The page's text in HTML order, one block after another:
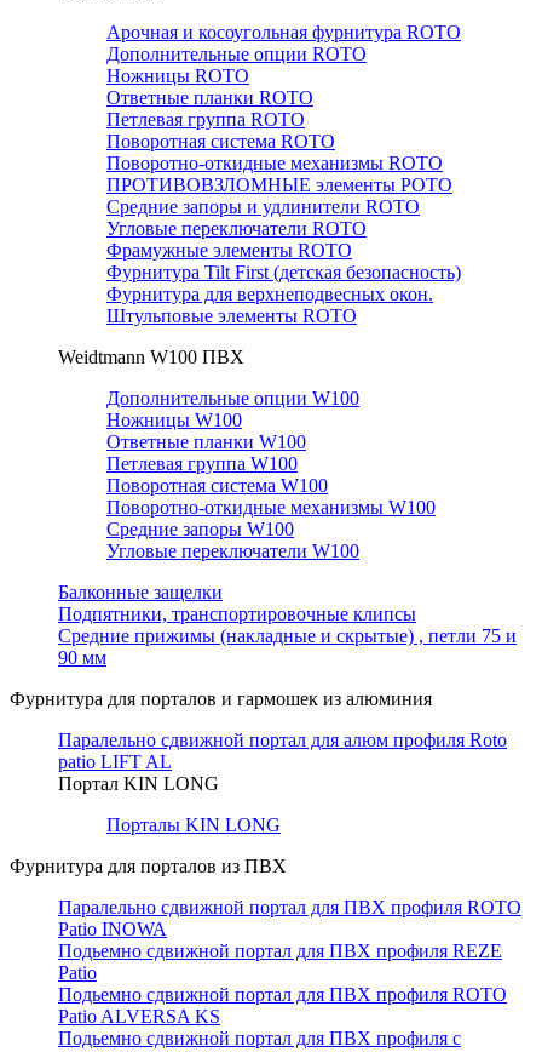
Арочная и косоугольная фурнитура ROTO
Дополнительные опции ROTO
Ножницы ROTO
Ответные планки ROTO
Петлевая группа ROTO
Поворотная система ROTO
Поворотно-откидные механизмы ROTO
ПРОТИВОВЗЛОМНЫЕ элементы РОТО
Средние запоры и удлинители ROTO
Угловые переключатели ROTO
Фрамужные элементы ROTO
Фурнитура Tilt First (детская безопасность)
Фурнитура для верхнеподвесных окон.
Штульповые элементы ROTO
Weidtmann W100 ПВХ
Дополнительные опции W100
Ножницы W100
Ответные планки W100
Петлевая группа W100
Поворотная система W100
Поворотно-откидные механизмы W100
Средние запоры W100
Угловые переключатели W100
Балконные защелки
Подпятники, транспортировочные клипсы
Средние прижимы (накладные и скрытые) , петли 75 и
90 мм
Фурнитура для порталов и гармошек из алюминия
Паралельно сдвижной портал для алюм профиля Roto
patio LIFT AL
Портал KIN LONG
Порталы KIN LONG
Фурнитура для порталов из ПВХ
Паралельно сдвижной портал для ПВХ профиля ROTO
Patio INOWA
Подьемно сдвижной портал для ПВХ профиля REZE
Patio
Подьемно сдвижной портал для ПВХ профиля ROTO
Patio ALVERSA KS
Подьемно сдвижной портал для ПВХ профиля с